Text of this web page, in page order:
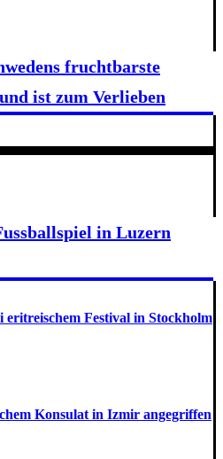
fruchtbarste
ist zum Verlieben
in Luzern
eritreischem Festival in Stockholm
Konsulat in Izmir angegriffen